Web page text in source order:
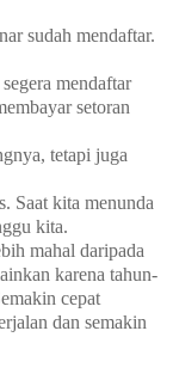
sudah mendaftar.
mendaftar
setoran
tetapi juga
Saat kita menunda
kita.
mahal daripada
karena tahun-
cepat
dan semakin